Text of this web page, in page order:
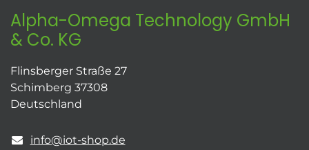
Alpha-Omega Technology GmbH
& Co. KG
Flinsberger Straße 27
Schimberg 37308
Deutschland
info@iot-shop.de